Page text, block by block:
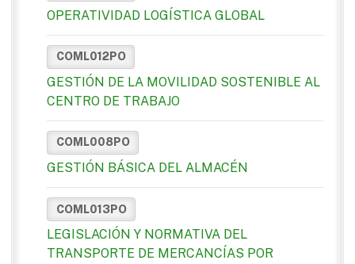
OPERATIVIDAD LOGÍSTICA GLOBAL
COML012PO
GESTIÓN DE LA MOVILIDAD SOSTENIBLE AL
CENTRO DE TRABAJO
COML008PO
GESTIÓN BÁSICA DEL ALMACÉN
COML013PO
LEGISLACIÓN Y NORMATIVA DEL
TRANSPORTE DE MERCANCÍAS POR